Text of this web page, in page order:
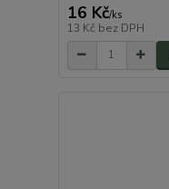
16 Kč/ks
13 Kč bez DPH